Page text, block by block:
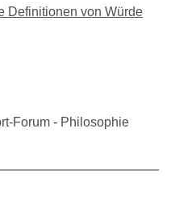
Definitionen von Würde
Forum - Philosophie